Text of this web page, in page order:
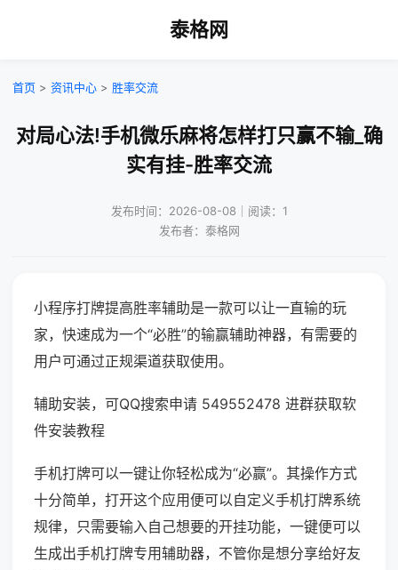
泰格网
首页 > 资讯中心 > 胜率交流
对局心法!手机微乐麻将怎样打只赢不输_确
实有挂-胜率交流
发布时间：2026-08-08｜阅读：1
发布者：泰格网
小程序打牌提高胜率辅助是一款可以让一直输的玩
家，快速成为一个“必胜”的输赢辅助神器，有需要的
用户可通过正规渠道获取使用。
辅助安装，可QQ搜索申请 549552478 进群获取软
件安装教程
手机打牌可以一键让你轻松成为“必赢”。其操作方式
十分简单，打开这个应用便可以自定义手机打牌系统
规律，只需要输入自己想要的开挂功能，一键便可以
生成出手机打牌专用辅助器，不管你是想分享给好友